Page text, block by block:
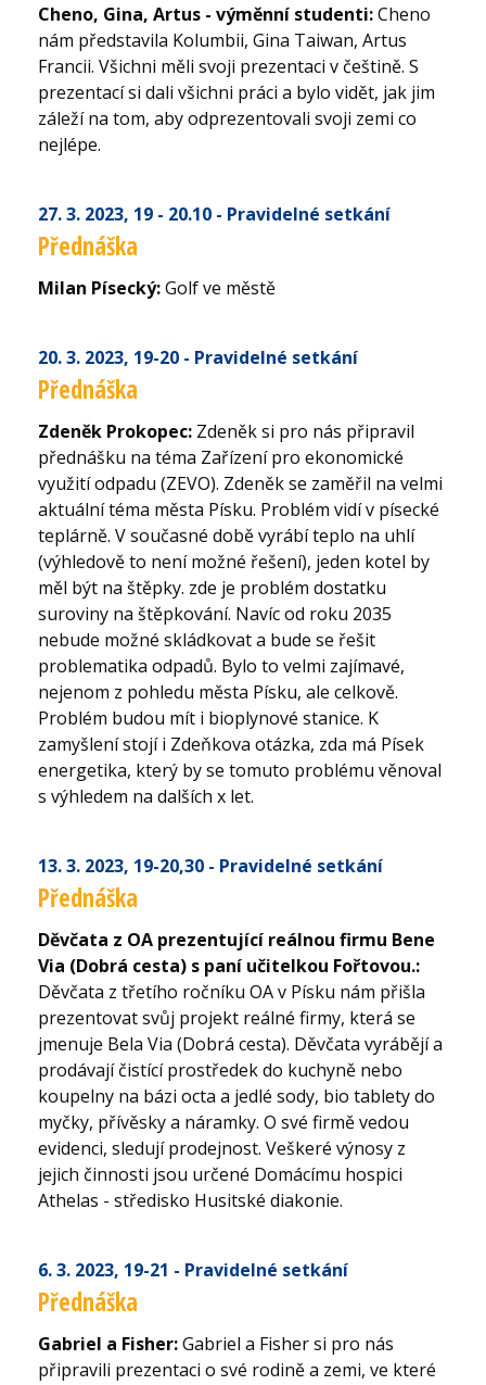
Cheno, Gina, Artus - výměnní studenti:Cheno
nám představila Kolumbii, Gina Taiwan, Artus
Francii. Všichni měli svoji prezentaci v češtině. S
prezentací si dali všichni práci a bylo vidět, jak jim
záleží na tom, aby odprezentovali svoji zemi co
nejlépe.
27. 3. 2023, 19 - 20.10 - Pravidelné setkání
Přednáška
Milan Písecký:Golf ve městě
20. 3. 2023, 19-20 - Pravidelné setkání
Přednáška
Zdeněk Prokopec: Zdeněk si pro nás připravil
přednášku na téma Zařízení pro ekonomické
využití odpadu (ZEVO). Zdeněk se zaměřil na velmi
aktuální téma města Písku. Problém vidí v písecké
teplárně. V současné době vyrábí teplo na uhlí
(výhledově to není možné řešení), jeden kotel by
měl být na štěpky. zde je problém dostatku
suroviny na štěpkování. Navíc od roku 2035
nebude možné skládkovat a bude se řešit
problematika odpadů. Bylo to velmi zajímavé,
nejenom z pohledu města Písku, ale celkově.
Problém budou mít i bioplynové stanice. K
zamyšlení stojí i Zdeňkova otázka, zda má Písek
energetika, který by se tomuto problému věnoval
s výhledem na dalších x let.
13. 3. 2023, 19-20,30 - Pravidelné setkání
Přednáška
Děvčata z OA prezentující reálnou firmu Bene
Via (Dobrá cesta) s paní učitelkou Fořtovou.:
Děvčata z třetího ročníku OA v Písku nám přišla
prezentovat svůj projekt reálné firmy, která se
jmenuje Bela Via (Dobrá cesta). Děvčata vyrábějí a
prodávají čistící prostředek do kuchyně nebo
koupelny na bázi octa a jedlé sody, bio tablety do
myčky, přívěsky a náramky. O své firmě vedou
evidenci, sledují prodejnost. Veškeré výnosy z
jejich činnosti jsou určené Domácímu hospici
Athelas - středisko Husitské diakonie.
6. 3. 2023, 19-21 - Pravidelné setkání
Přednáška
Gabriel a Fisher:Gabriel a Fisher si pro nás
připravili prezentaci o své rodině a zemi, ve které